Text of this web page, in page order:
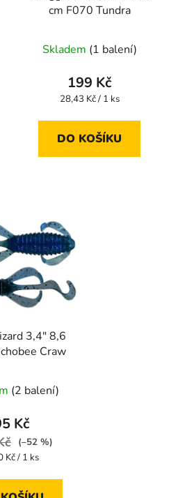
cm F070 Tundra
Skladem (1 balení)
199 Kč
Měrná
28,43 Kč / 1 ks
DO KOŠÍKU
3,4" 8,6
Craw
(2 balení)
Kč
(–52 %)
Kč / 1 ks